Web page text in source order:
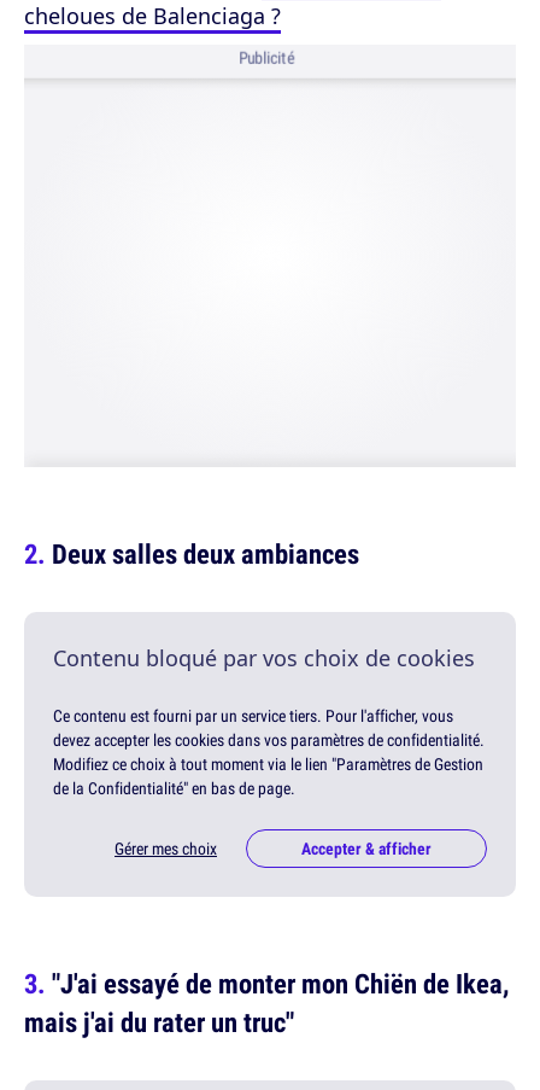
cheloues de Balenciaga ?
Publicité
Deux salles deux ambiances
Contenu bloqué par vos choix de cookies
Ce contenu est fourni par un service tiers. Pour l'afficher, vous
devez accepter les cookies dans vos paramètres de confidentialité.
Modifiez ce choix à tout moment via le lien "Paramètres de Gestion
de la Confidentialité" en bas de page.
Gérer mes choix Accepter & afficher
"J'ai essayé de monter mon Chiën de Ikea,
mais j'ai du rater un truc"